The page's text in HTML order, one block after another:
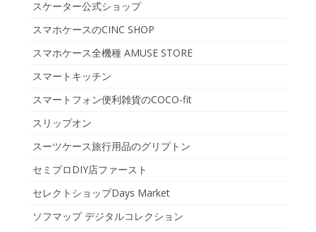
スケーター公式ショップ
スマホケースのCINC SHOP
スマホケース全機種 AMUSE STORE
スマートキッチン
スマートフォン便利雑貨のCOCO-fit
スリップオン
スーツケース旅行用品のグリプトン
セミプロDIY店ファースト
セレクトショップDays Market
ソフマップ デジタルコレクション